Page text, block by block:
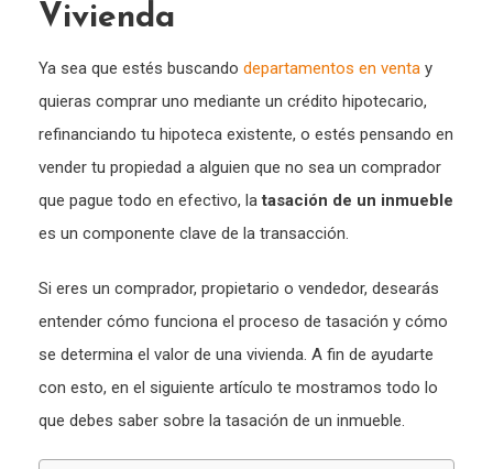
Vivienda
Ya sea que estés buscando departamentos en venta y
quieras comprar uno mediante un crédito hipotecario,
refinanciando tu hipoteca existente, o estés pensando en
vender tu propiedad a alguien que no sea un comprador
que pague todo en efectivo, latasación de un inmueble
es un componente clave de la transacción.
Si eres un comprador, propietario o vendedor, desearás
entender cómo funciona el proceso de tasación y cómo
se determina el valor de una vivienda. A fin de ayudarte
con esto, en el siguiente artículo te mostramos todo lo
que debes saber sobre la tasación de un inmueble.